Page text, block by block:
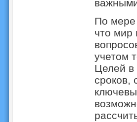
По мере
что мир
учетом
Целей в
сроков,